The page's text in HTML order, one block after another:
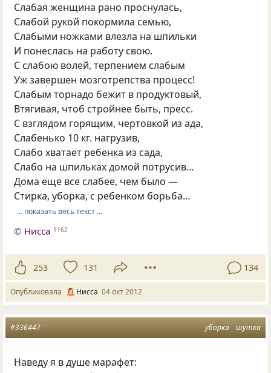
Слабая женщина рано проснулась,
Слабой рукой покормила семью,
Слабыми ножками влезла на шпильки
И понеслась на работу свою.
С слабою волей, терпением слабым
Уж завершен мозготрепства процесс!
Слабым торнадо бежит в продуктовый,
Втягивая, чтоб стройнее быть, пресс.
С взглядом горящим, чертовкой из ада,
Слабенько 10 кг. нагрузив,
Слабо хватает ребенка из сада,
Слабо на шпильках домой потрусив…
Дома еще все слабее, чем было —
Стирка, уборка, с ребенком борьба…
… показать весь текст …
© Нисса 1162
253 131 134
Опубликовала Нисса 04 окт 2012
уборка шутка
#336447
Наведу я в душе марафет: